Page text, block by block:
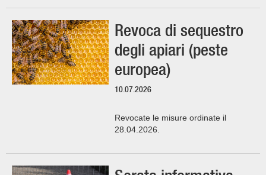
Revoca di sequestro
degli apiari (peste
europea)
10.07.2026
Revocate le misure ordinate il
28.04.2026.